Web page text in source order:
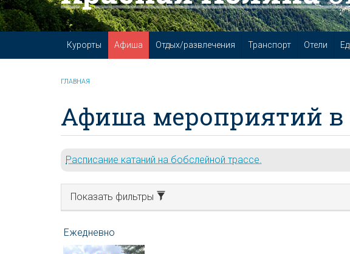
Курорты Афиша Отдых/развлечения Транспорт Отели
ГЛАВНАЯ
Афиша мероприятий в
Расписание катаний на бобслейной трассе.
Показать фильтры